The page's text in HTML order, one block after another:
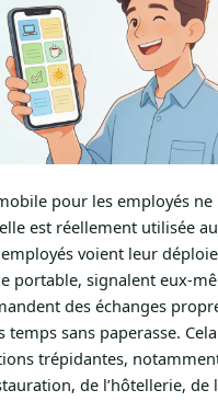
pour les employés ne
est réellement utilisée
voient leur
portable, signalent eux-
des échanges
sans paperasse.
trépidantes,
de l’hôtellerie, de